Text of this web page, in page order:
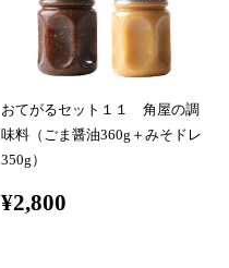
おてがるセット１１ 角屋の調
味料（ごま醤油360g＋みそドレ
350g）
¥2,800